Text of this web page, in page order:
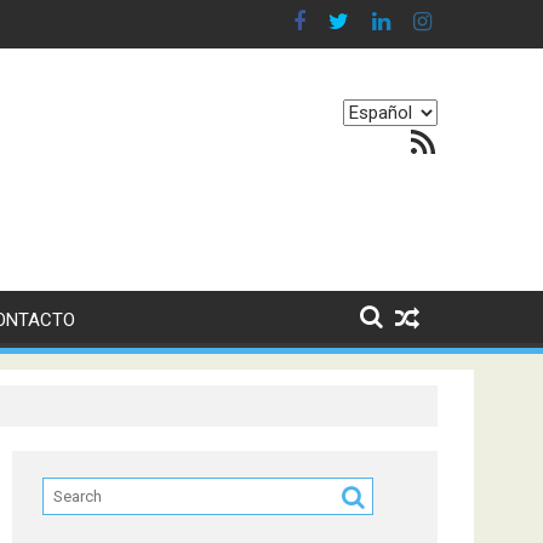
nuestro equilibrio emocional
Elegir
Feed RSS